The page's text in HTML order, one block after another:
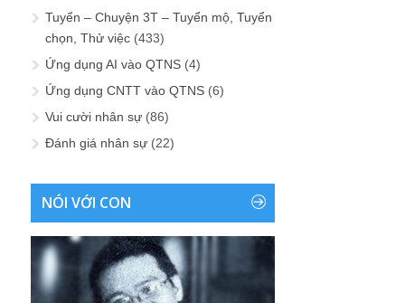
Tuyển – Chuyện 3T – Tuyển mộ, Tuyển
chọn, Thử việc (433)
Ứng dụng AI vào QTNS (4)
Ứng dụng CNTT vào QTNS (6)
Vui cười nhân sự (86)
Đánh giá nhân sự (22)
NÓI VỚI CON